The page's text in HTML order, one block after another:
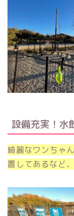
設備充実！水
綺麗なワンちゃ
置してあるなど